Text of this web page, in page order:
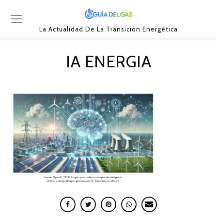
La Actualidad De La Transición Energética
IA ENERGIA